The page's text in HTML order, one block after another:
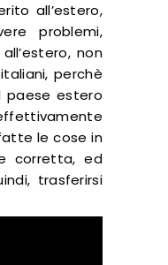
all’estero,
problemi,
non
perchè
estero
le cose in
corretta, ed
trasferirsi